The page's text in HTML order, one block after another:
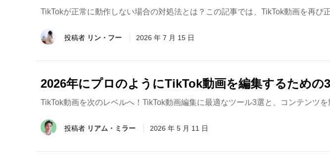
TikTokが正常に動作しない場合の対処法とは？この記事では、TikTok動画を再び
投稿者 リン・フー 2026 年 7 月 15 日
2026年にプロのようにTikTok動画を編集するための
TikTok動画を次のレベルへ！TikTok動画編集に最適なツール3選と、コンテンツ
投稿者 リアム・ミラー 2026 年 5 月 11 日